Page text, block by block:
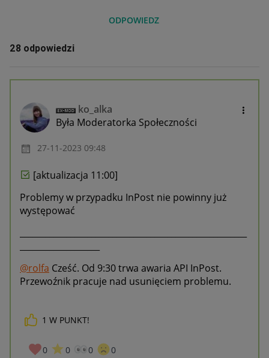
ODPOWIEDZ
28 odpowiedzi
ko_alka
Była Moderatorka Społeczności
‎27-11-2023 09:48
[aktualizacja 11:00]
Problemy w przypadku InPost nie powinny już
występować
@rolfa Cześć. Od 9:30 trwa awaria API InPost.
Przewoźnik pracuje nad usunięciem problemu.
1 W PUNKT!
0 0 0 0